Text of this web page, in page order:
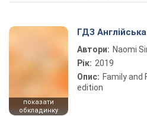
показати
обкладинку
ГДЗ
Автори: Naomi
Рік: 2019
Опис: Family and
edition